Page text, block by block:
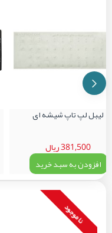
لیبل لپ تاپ شیشه ای
381,500 ریال
افزودن به سبد خرید
نا موجود